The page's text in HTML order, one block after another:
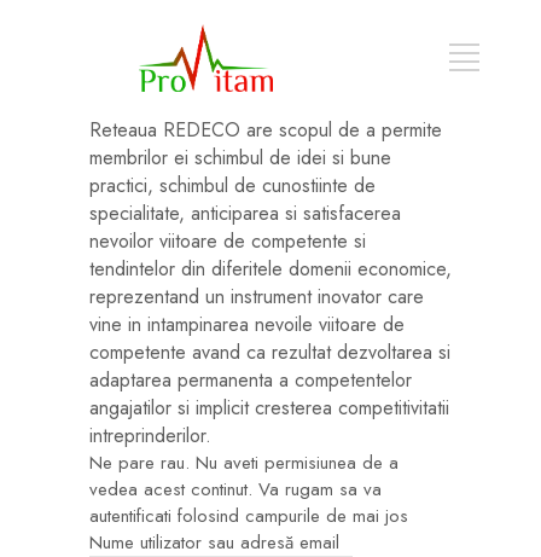
Reteaua REDECO are scopul de a permite
membrilor ei schimbul de idei si bune
practici, schimbul de cunostiinte de
specialitate, anticiparea si satisfacerea
nevoilor viitoare de competente si
tendintelor din diferitele domenii economice,
reprezentand un instrument inovator care
vine in intampinarea nevoile viitoare de
competente avand ca rezultat dezvoltarea si
adaptarea permanenta a competentelor
angajatilor si implicit cresterea competitivitatii
intreprinderilor.
Ne pare rau. Nu aveti permisiunea de a
vedea acest continut. Va rugam sa va
autentificati folosind campurile de mai jos
Nume utilizator sau adresă email